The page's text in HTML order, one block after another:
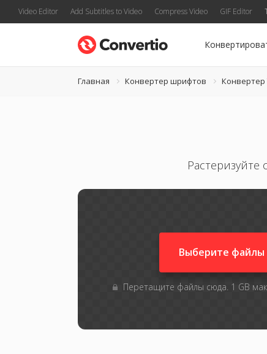
Video Editor Add Subtitles to Video Compress Video GIF Editor
Главная Конвертер шрифтов Конвертер
Выберите файлы
Перетащите файлы сюда. 1 GB